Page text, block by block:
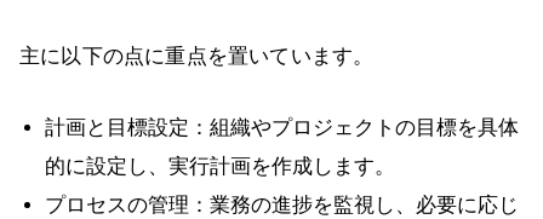
主に以下の点に重点を置いています。
計画と目標設定：組織やプロジェクトの目標を具体
的に設定し、実行計画を作成します。
プロセスの管理：業務の進捗を監視し、必要に応じ